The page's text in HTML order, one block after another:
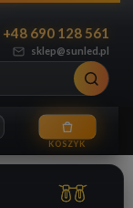
sklep@sunled.pl
+48 690 128 561